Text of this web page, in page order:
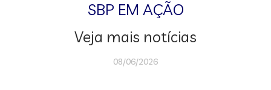
SBP EM AÇÃO
Veja mais notícias
08/06/2026